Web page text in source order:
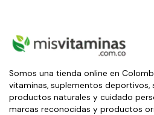
Somos una tienda online en
vitaminas, suplementos deportivos,
productos naturales y cuidado
marcas reconocidas y productos